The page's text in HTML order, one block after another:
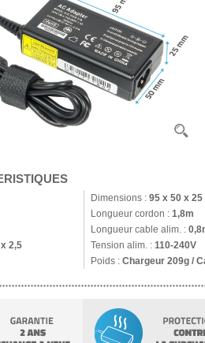
Dimensions : 95 x 50 x 25
Longueur cordon : 1,8m
Longueur cable alim. :
2,5 Tension alim. : 110-240V
Poids : Chargeur 209g /